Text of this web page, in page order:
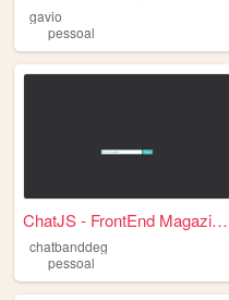
gavio
pessoal
ChatJS - FrontEnd Magazine -...
chatbanddeg
pessoal